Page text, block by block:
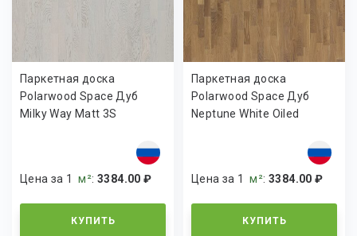
Паркетная доска
Polarwood Space Дуб
Milky Way Matt 3S
Цена за 1м²:3384.00 ₽
КУПИТЬ
Паркетная доска
Polarwood Space Дуб
Neptune White Oiled
Цена за 1м²:3384.00 ₽
КУПИТЬ